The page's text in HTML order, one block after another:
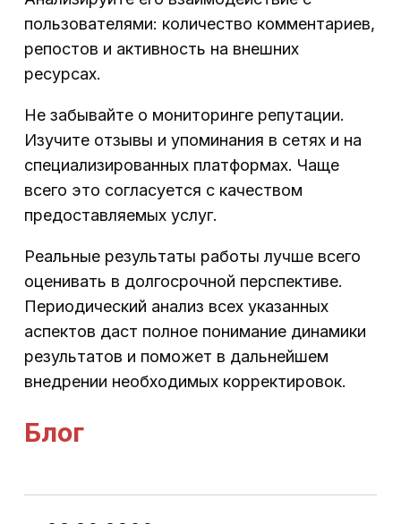
пользователями: количество комментариев,
репостов и активность на внешних
ресурсах.
Не забывайте о мониторинге репутации.
Изучите отзывы и упоминания в сетях и на
специализированных платформах. Чаще
всего это согласуется с качеством
предоставляемых услуг.
Реальные результаты работы лучше всего
оценивать в долгосрочной перспективе.
Периодический анализ всех указанных
аспектов даст полное понимание динамики
результатов и поможет в дальнейшем
внедрении необходимых корректировок.
Блог